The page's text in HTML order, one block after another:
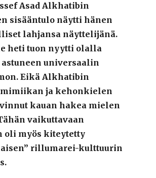
Asad Alkhatibin
sisääntulo näytti hänen
lahjansa näyttelijänä.
heti tuon nyytti olalla
universaalin
Eikä Alkhatibin
ja kehonkielen
kauan hakea mielen
vaikuttavaan
oli myös kiteytetty
rillumarei-kulttuurin